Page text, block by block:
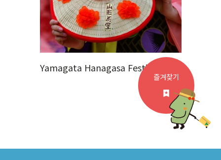
Yamagata Hanagasa Festival
즐겨찾기